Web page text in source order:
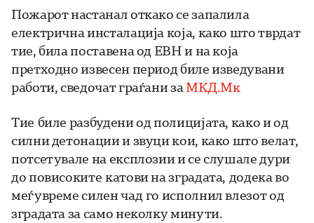
Пожарот настанал откако се запалила
електрична инсталација која, како што тврдат
тие, била поставена од ЕВН и на која
претходно извесен период биле изведувани
работи, сведочат граѓани заМКД.Мк
Тие биле разбудени од полицијата, како и од
силни детонации и звуци кои, како што велат,
потсетувале на експлозии и се слушале дури
до повисоките катови на зградата, додека во
меѓувреме силен чад го исполнил влезот од
зградата за само неколку минути.